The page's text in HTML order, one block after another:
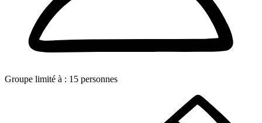
Groupe limité à : 15 personnes